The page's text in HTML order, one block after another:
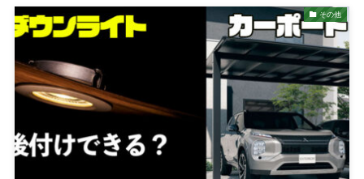
その他